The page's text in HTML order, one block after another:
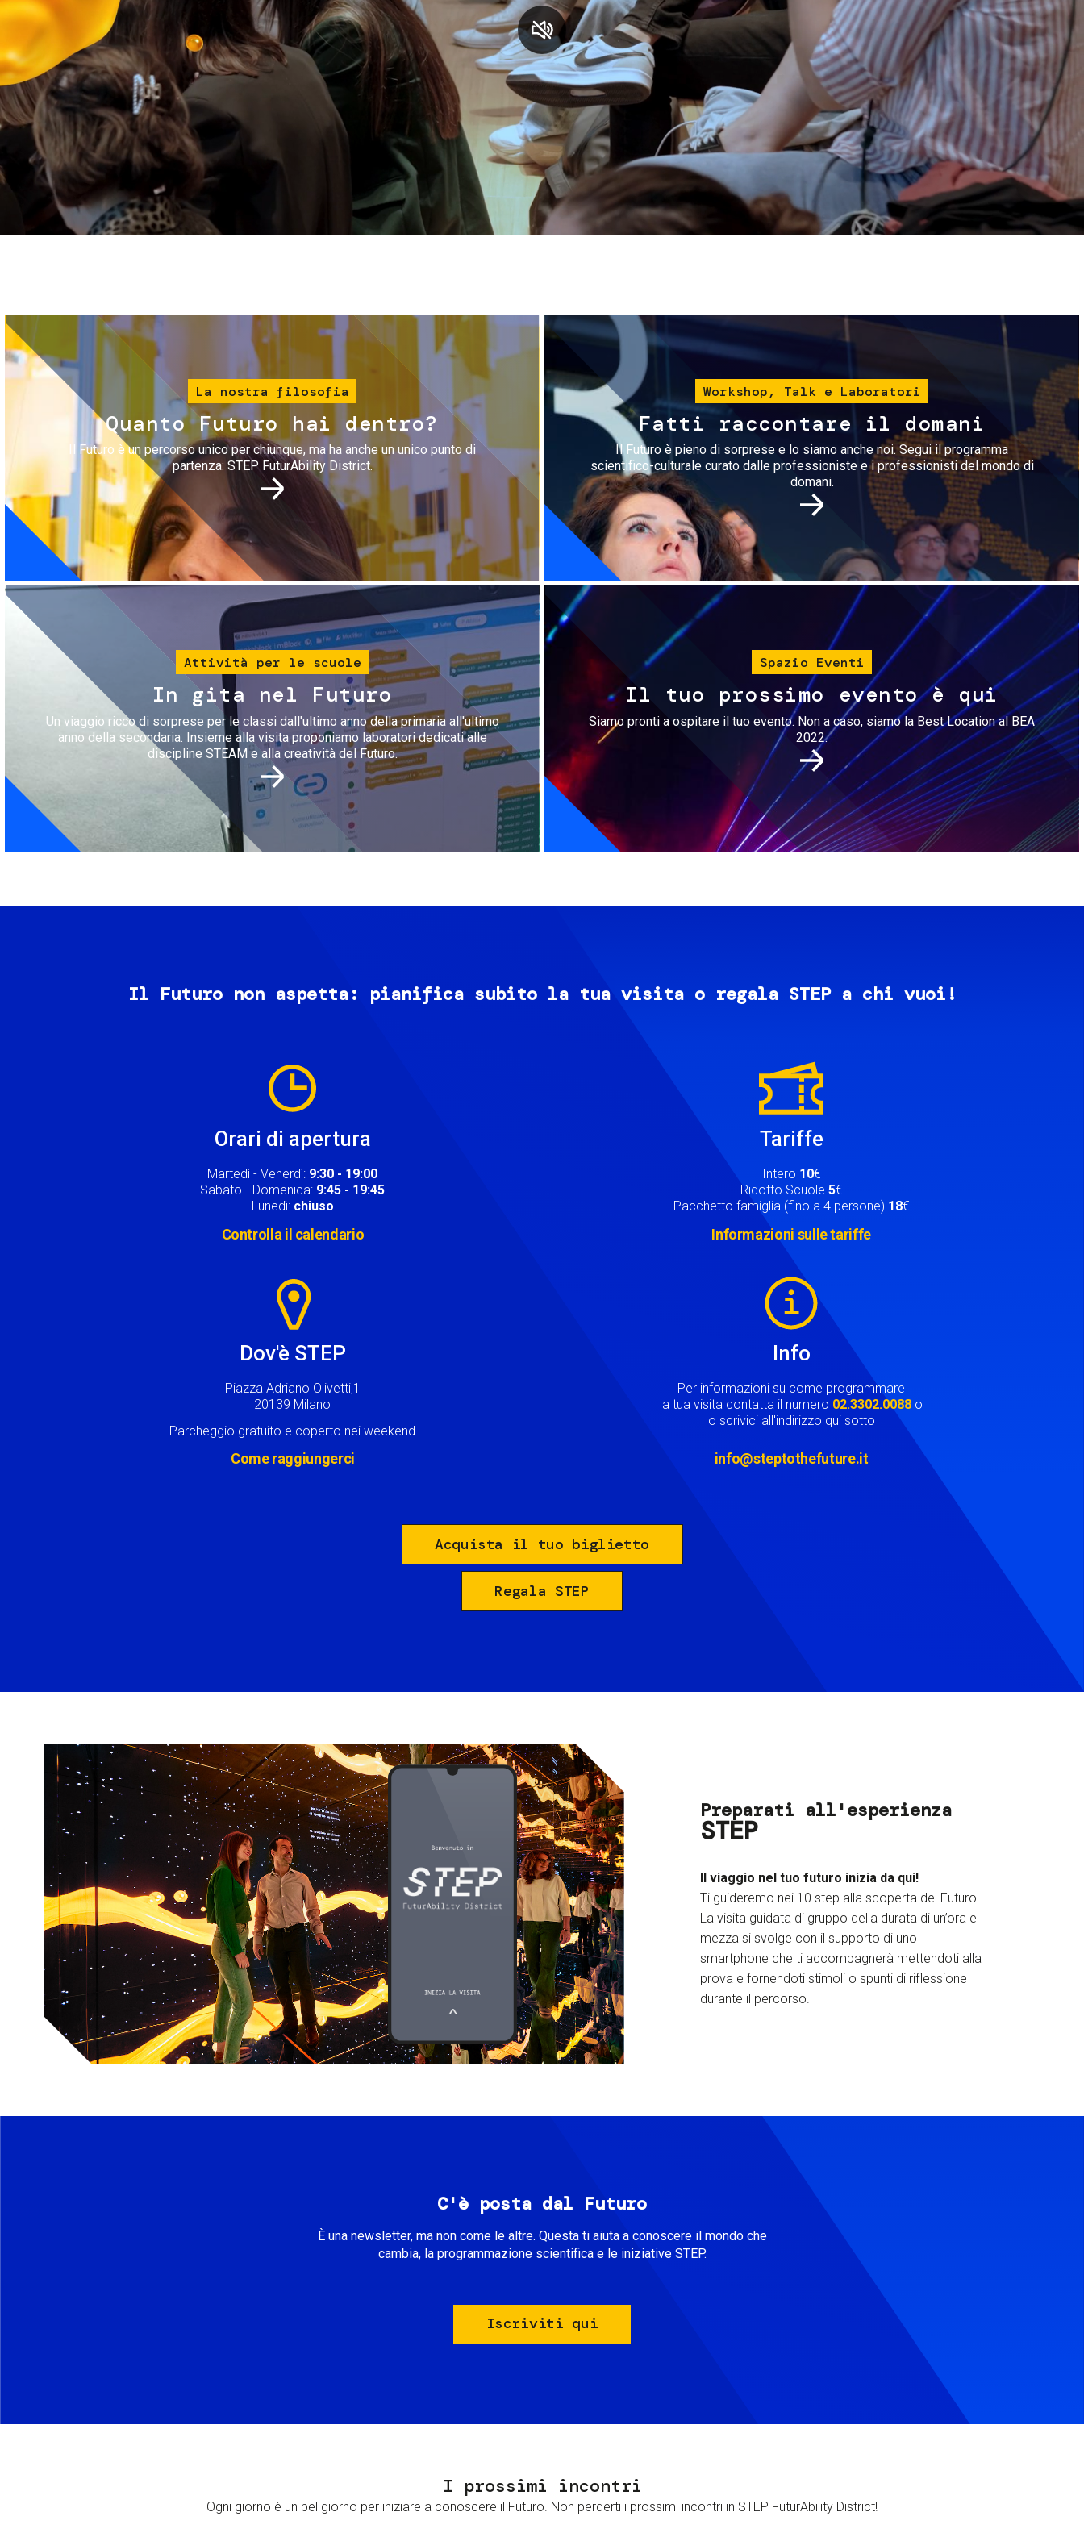
Servizi e accessibilità
Contatti
Biglietti
Immagine
La nostra filosofia
Quanto Futuro hai dentro?
Il Futuro è un percorso unico per chiunque, ma ha anche un unico punto di
partenza: STEP FuturAbility District.
Immagine
Workshop, Talk e Laboratori
Fatti raccontare il domani
Il Futuro è pieno di sorprese e lo siamo anche noi. Segui il programma
scientifico-culturale curato dalle professioniste e i professionisti del mondo di
domani.
Immagine
Attività per le scuole
In gita nel Futuro
Un viaggio ricco di sorprese per le classi dall'ultimo anno della primaria all'ultimo
anno della secondaria. Insieme alla visita proponiamo laboratori dedicati alle
discipline STEAM e alla creatività del Futuro.
Immagine
Spazio Eventi
Il tuo prossimo evento è qui
Siamo pronti a ospitare il tuo evento. Non a caso, siamo la Best Location al BEA
2022.
Il Futuro non aspetta: pianifica subito la tua visita o regala STEP a chi vuoi!
Orari di apertura
Martedì - Venerdì: 9:30 - 19:00
Sabato - Domenica: 9:45 - 19:45
Lunedì: chiuso
Controlla il calendario
Tariffe
Intero 10€
Ridotto Scuole 5€
Pacchetto famiglia (fino a 4 persone) 18€
Informazioni sulle tariffe
Dov'è STEP
Piazza Adriano Olivetti,1
20139 Milano
Parcheggio gratuito e coperto nei weekend
Come raggiungerci
Info
Per informazioni su come programmare
la tua visita contatta il numero 02.3302.0088 o
o scrivici all'indirizzo qui sotto
info@steptothefuture.it
Acquista il tuo biglietto
Regala STEP
Preparati all'esperienza
STEP
Il viaggio nel tuo futuro inizia da qui!
Ti guideremo nei 10 step alla scoperta del Futuro.
La visita guidata di gruppo della durata di un’ora e
mezza si svolge con il supporto di uno
smartphone che ti accompagnerà mettendoti alla
prova e fornendoti stimoli o spunti di riflessione
durante il percorso.
C'è posta dal Futuro
È una newsletter, ma non come le altre. Questa ti aiuta a conoscere il mondo che
cambia, la programmazione scientifica e le iniziative STEP.
Iscriviti qui
I prossimi incontri
Ogni giorno è un bel giorno per iniziare a conoscere il Futuro. Non perderti i prossimi incontri in STEP FuturAbility District!